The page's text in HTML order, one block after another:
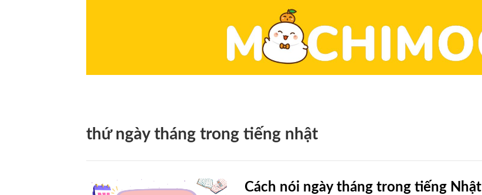
thứ ngày tháng trong tiếng nhật
Cách nói ngày tháng trong tiếng Nhật